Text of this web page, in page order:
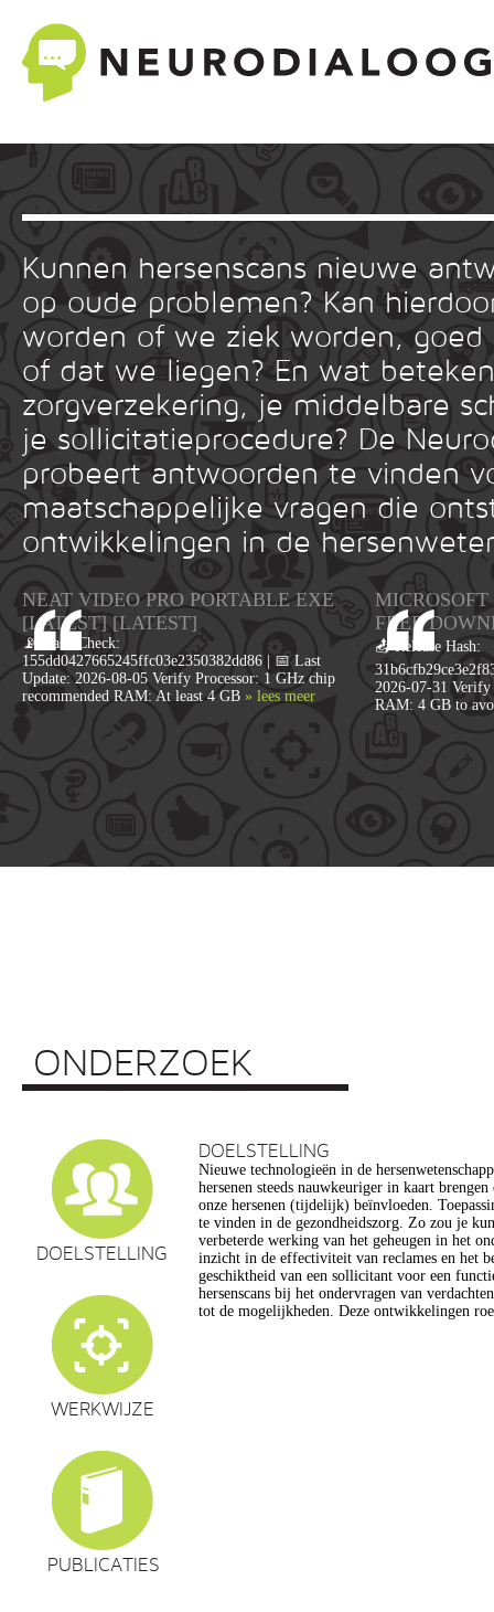
Kunnen hersenscans nieuwe
op oude problemen? Kan
worden of we ziek worden, goed
of dat we liegen? En wat
zorgverzekering, je middelbare
je sollicitatieprocedure? De
probeert antwoorden te vinden
maatschappelijke vragen die
ontwikkelingen in de
NEAT VIDEO PRO PORTABLE EXE
[LATEST] [LATEST]
📡 Hash Check:
155dd0427665245ffc03e2350382dd86 | 📅 Last
Update: 2026-08-05 Verify Processor: 1 GHz chip
recommended RAM: At least 4 GB » lees meer
MICROSOFT
FRЕЕ
📤 Release Hash:
2026-07-31 Verify
RAM: 4 GB to
ONDERZOEK
DOELSTELLING
WERKWIJZE
PUBLICATIES
DOELSTELLING
Nieuwe technologieën in de
hersenen steeds nauwkeuriger in kaart
onze hersenen (tijdelijk) beïnvloeden.
te vinden in de gezondheidszorg. Zo zou je
verbeterde werking van het geheugen in het
inzicht in de effectiviteit van reclames en het
geschiktheid van een sollicitant voor een
hersenscans bij het ondervragen van
tot de mogelijkheden. Deze ontwikkelingen
vragen op, onder meer op het gebied van de
privacy, gelijkheid, stigmatisering),
en veranderingen in ons normen en waarden
commerciële toepassing van een aantal van
een extra reden voor zorg. Het doel van dit
maatschappelijk verantwoorde ontwikkeling van
de hersenwetenschappen te realiseren,